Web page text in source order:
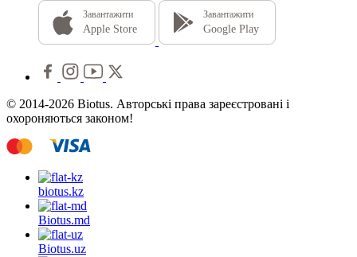
Завантажити
Apple Store
Завантажити
Google Play
© 2014-2026 Biotus. Авторські права зареєстровані і
охороняються законом!
biotus.kz
Biotus.md
Biotus.uz